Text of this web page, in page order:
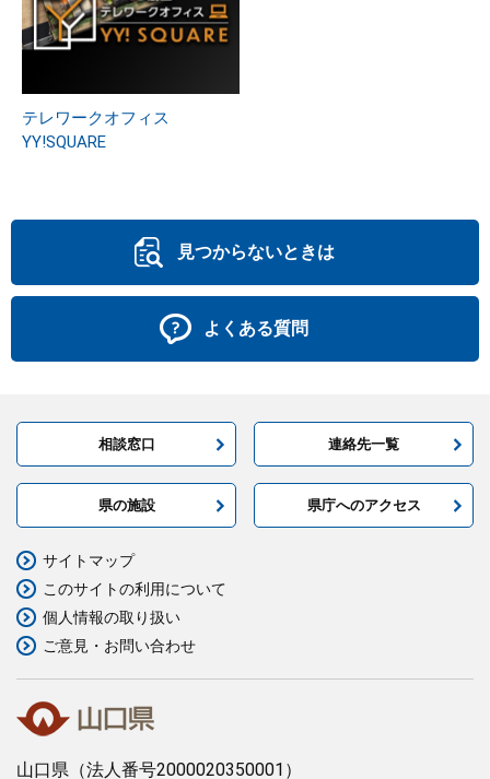
テレワークオフィス
YY!SQUARE
見つからないときは
よくある質問
相談窓口 連絡先一覧
県の施設 県庁へのアクセス
山口県 （法人番号2000020350001）
サイトマップ
このサイトの利用について
個人情報の取り扱い
ご意見・お問い合わせ